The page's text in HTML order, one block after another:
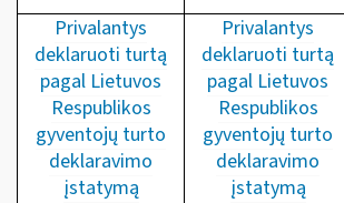
Privalantys
deklaruoti turtą
pagal Lietuvos
Respublikos
gyventojų turto
deklaravimo
įstatymą
Privalantys
deklaruoti turtą
pagal Lietuvos
Respublikos
gyventojų turto
deklaravimo
įstatymą